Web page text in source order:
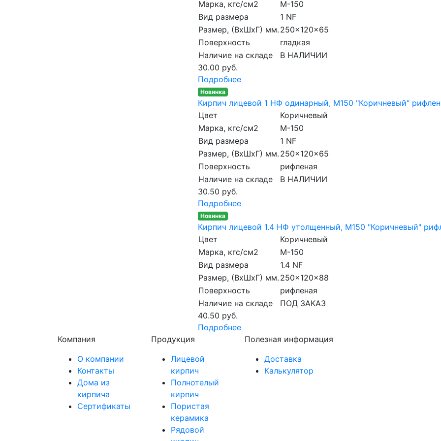
Марка, кгс/см2
M-150
Вид размера
1 NF
Размер, (ВхШхГ) мм. 250x120x65
Поверхность
гладкая
Наличие на складе
В НАЛИЧИИ
30.00 руб.
Подробнее
Новинка
Кирпич лицевой 1 НФ одинарный, M150 "Коричневый"
Цвет
Коричневый
Марка, кгс/см2
M-150
Вид размера
1 NF
Размер, (ВхШхГ) мм. 250x120x65
Поверхность
рифленая
Наличие на складе
В НАЛИЧИИ
30.50 руб.
Подробнее
Новинка
Кирпич лицевой 1.4 НФ утолщенный, M150 "Коричневый"
Цвет
Коричневый
Марка, кгс/см2
M-150
Вид размера
1.4 NF
Размер, (ВхШхГ) мм. 250x120x88
Поверхность
рифленая
Наличие на складе
ПОД ЗАКАЗ
40.50 руб.
Подробнее
Компания
О компании
Контакты
Дома из
кирпича
Сертификаты
Продукция
Лицевой
кирпич
Полнотелый
кирпич
Пористая
керамика
Рядовой
Полезная информация
Доставка
Калькулятор